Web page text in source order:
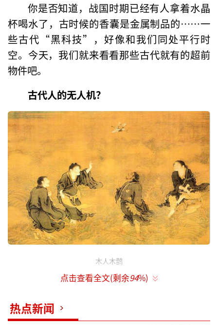
你是否知道，战国时期已经有人拿着水晶
杯喝水了，古时候的香囊是金属制品的……一
些古代“黑科技”，好像和我们同处平行时
空。今天，我们就来看看那些古代就有的超前
物件吧。
古代人的无人机？
木人木鹊
那个时候，它还没有这么先进的名字，它
的用途也与现代的无人机不同。它的名字叫木
鹊，设计的初衷是为了战事侦察。
点击查看全文(剩余94%)
热点新闻